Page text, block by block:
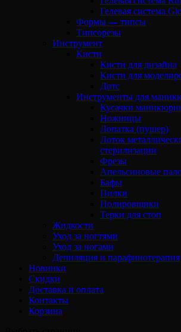
Гелевая система
Формы — типсы
Типсорезы
Инструмент
Кисти
Кисти для дизайна
Кисти для
Дотс
Инструменты для
Кусачки
Ножницы
Лопатка (пушер)
Лоток
стерилизации
Фрезы
Апельсиновые
Бафы
Пилки
Полировщики
Терки для стоп
Жидкости
Уход за ногтями
Уход за ногами
Депиляция и парафинотерапия
Новинки
Скидки
Доставка и оплата
Контакты
Корзина